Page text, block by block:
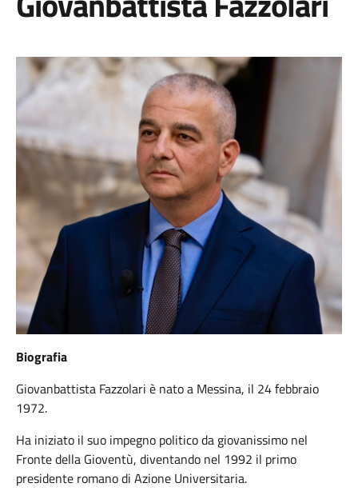
Biografia
Giovanbattista Fazzolari è nato a Messina, il 24 febbraio
1972.
Ha iniziato il suo impegno politico da giovanissimo nel
Fronte della Gioventù, diventando nel 1992 il primo
presidente romano di Azione Universitaria.